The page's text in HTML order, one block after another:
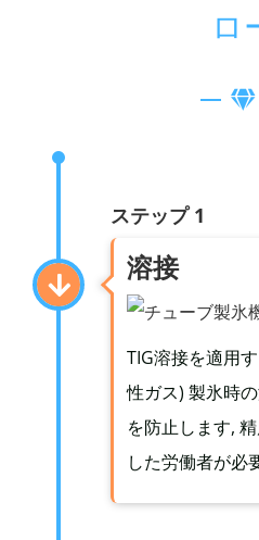
ロ
ステップ 1
溶接
TIG溶接を適用
性ガス) 製氷時
を防止します,
した労働者が必